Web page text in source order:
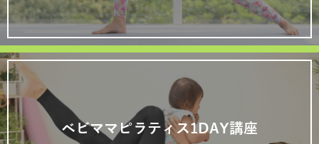
ベビママピラティス1DAY講座